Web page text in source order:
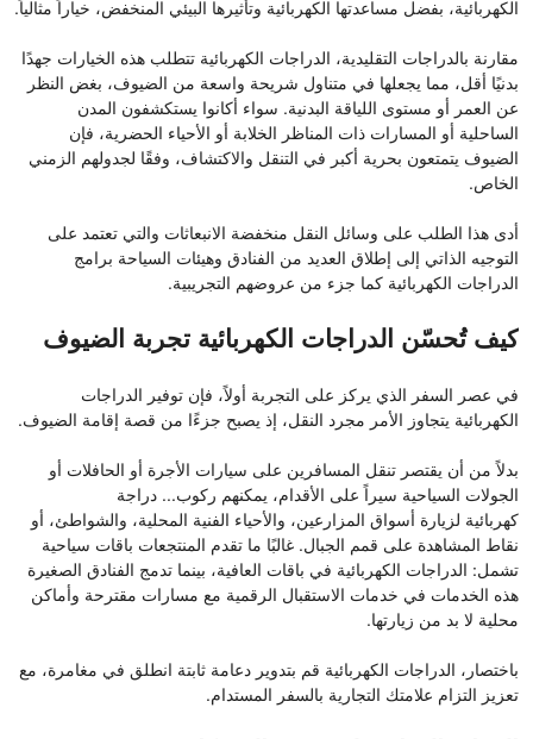
الكهربائية، بفضل مساعدتها الكهربائية وتأثيرها البيئي المنخفض، خياراً مثالياً.
مقارنة بالدراجات التقليدية، الدراجات الكهربائية تتطلب هذه الخيارات جهدًا
بدنيًا أقل، مما يجعلها في متناول شريحة واسعة من الضيوف، بغض النظر
عن العمر أو مستوى اللياقة البدنية. سواء أكانوا يستكشفون المدن
الساحلية أو المسارات ذات المناظر الخلابة أو الأحياء الحضرية، فإن
الضيوف يتمتعون بحرية أكبر في التنقل والاكتشاف، وفقًا لجدولهم الزمني
الخاص.
أدى هذا الطلب على وسائل النقل منخفضة الانبعاثات والتي تعتمد على
التوجيه الذاتي إلى إطلاق العديد من الفنادق وهيئات السياحة برامج
الدراجات الكهربائية كما جزء من عروضهم التجريبية.
كيف تُحسّن الدراجات الكهربائية تجربة الضيوف
في عصر السفر الذي يركز على التجربة أولاً، فإن توفير الدراجات
الكهربائية يتجاوز الأمر مجرد النقل، إذ يصبح جزءًا من قصة إقامة الضيوف.
بدلاً من أن يقتصر تنقل المسافرين على سيارات الأجرة أو الحافلات أو
الجولات السياحية سيراً على الأقدام، يمكنهم ركوب... دراجة
كهربائية لزيارة أسواق المزارعين، والأحياء الفنية المحلية، والشواطئ، أو
نقاط المشاهدة على قمم الجبال. غالبًا ما تقدم المنتجعات باقات سياحية
تشمل: الدراجات الكهربائية في باقات العافية، بينما تدمج الفنادق الصغيرة
هذه الخدمات في خدمات الاستقبال الرقمية مع مسارات مقترحة وأماكن
محلية لا بد من زيارتها.
باختصار، الدراجات الكهربائية قم بتدوير دعامة ثابتة انطلق في مغامرة، مع
تعزيز التزام علامتك التجارية بالسفر المستدام.